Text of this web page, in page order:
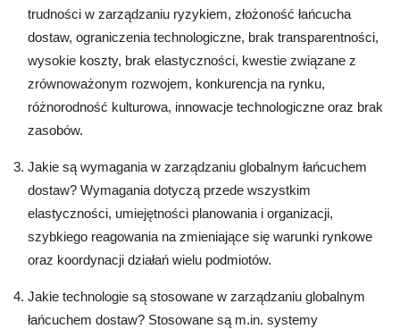
trudności w zarządzaniu ryzykiem, złożoność łańcucha
dostaw, ograniczenia technologiczne, brak transparentności,
wysokie koszty, brak elastyczności, kwestie związane z
zrównoważonym rozwojem, konkurencja na rynku,
różnorodność kulturowa, innowacje technologiczne oraz brak
zasobów.
Jakie są wymagania w zarządzaniu globalnym łańcuchem
dostaw? Wymagania dotyczą przede wszystkim
elastyczności, umiejętności planowania i organizacji,
szybkiego reagowania na zmieniające się warunki rynkowe
oraz koordynacji działań wielu podmiotów.
Jakie technologie są stosowane w zarządzaniu globalnym
łańcuchem dostaw? Stosowane są m.in. systemy